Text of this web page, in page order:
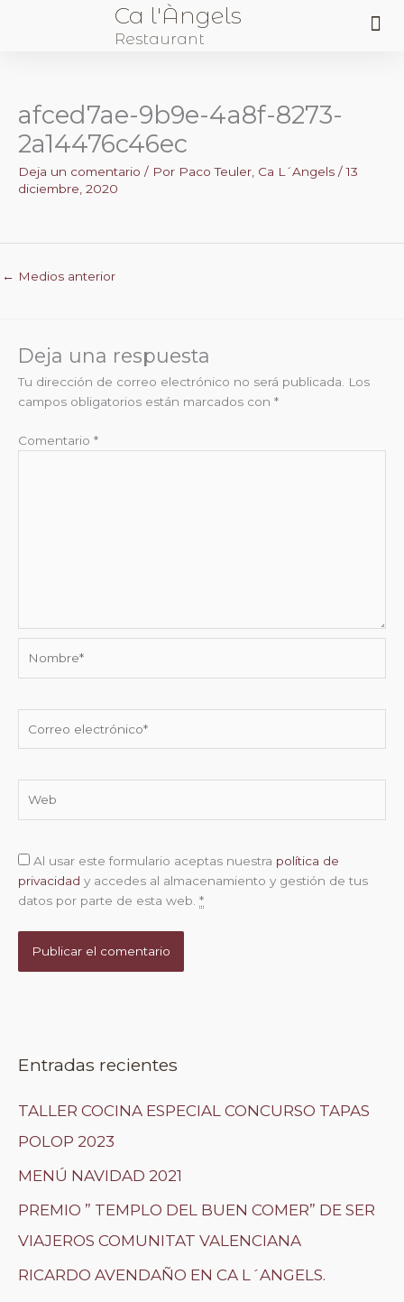
Ca l'Àngels
Restaurant
afced7ae-9b9e-4a8f-8273-
2a14476c46ec
Deja un comentario / Por Paco Teuler, Ca L´Angels /13
diciembre, 2020
← Medios anterior
Deja una respuesta
Tu dirección de correo electrónico no será publicada. Los
campos obligatorios están marcados con *
Comentario *
electrónico*
Al usar este formulario aceptas nuestra política de
privacidad y accedes al almacenamiento y gestión de tus
datos por parte de esta web. *
Entradas recientes
TALLER COCINA ESPECIAL CONCURSO TAPAS
POLOP 2023
MENÚ NAVIDAD 2021
PREMIO ” TEMPLO DEL BUEN COMER” DE SER
VIAJEROS COMUNITAT VALENCIANA
RICARDO AVENDAÑO EN CA L´ANGELS.